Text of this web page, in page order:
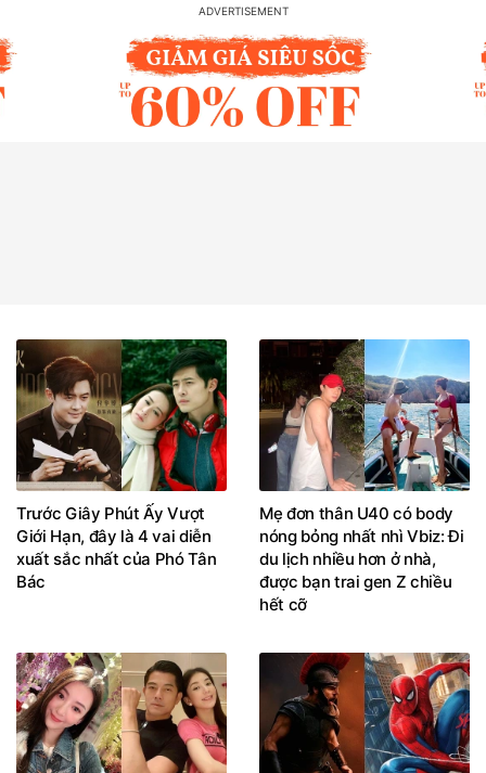
Trước Giây Phút Ấy Vượt
Giới Hạn, đây là 4 vai diễn
xuất sắc nhất của Phó Tân
Bác
Mẹ đơn thân U40 có body
nóng bỏng nhất nhì Vbiz: Đi
du lịch nhiều hơn ở nhà,
được bạn trai gen Z chiều
hết cỡ